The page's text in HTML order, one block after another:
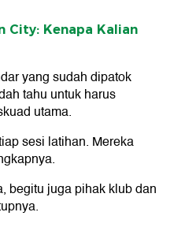
City: Kenapa Kalian
yang sudah dipatok
tahu untuk harus
utama.
sesi latihan. Mereka
begitu juga pihak klub dan